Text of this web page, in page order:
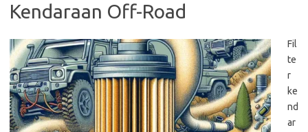
Kendaraan Off-Road
Fil
te
r
ke
nd
ar